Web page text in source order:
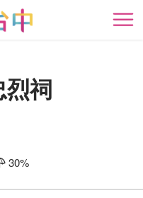
开
烈祠
30%